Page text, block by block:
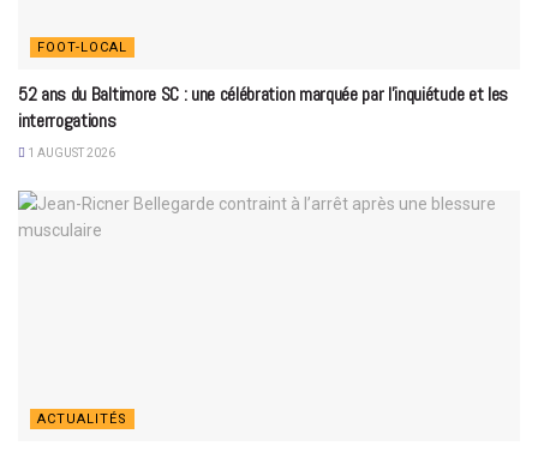
FOOT-LOCAL
52 ans du Baltimore SC : une célébration marquée par l’inquiétude et les
interrogations
1 AUGUST 2026
ACTUALITÉS